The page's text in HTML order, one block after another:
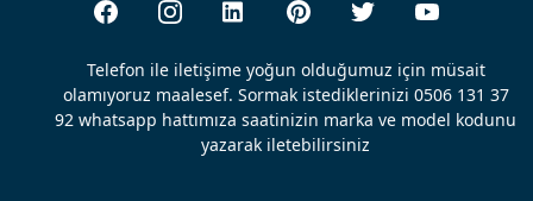
Telefon ile iletişime yoğun olduğumuz için müsait
olamıyoruz maalesef. Sormak istediklerinizi 0506 131 37
92 whatsapp hattımıza saatinizin marka ve model kodunu
yazarak iletebilirsiniz